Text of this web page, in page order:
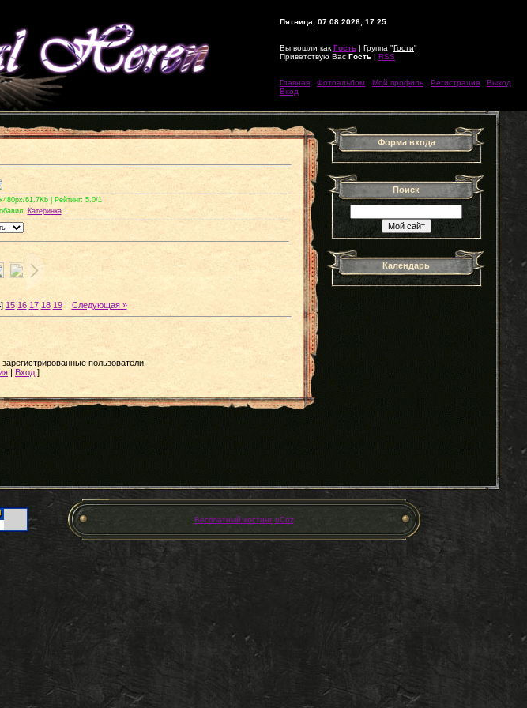
Пятница, 07.08.2026, 17:25
Вы вошли как Гость | Группа "Гости"
Приветствую Вас Гость | RSS
Главная Фотоальбом Мой профиль Регистрация Выход
Вход
61.7Kb | Рейтинг: 5.0/1
: Катеринка
] 15 16 17 18 19| Следующая »
пользователи.
Вход ]
Форма входа
Поиск
Календарь
Бесплатный хостинг uCoz